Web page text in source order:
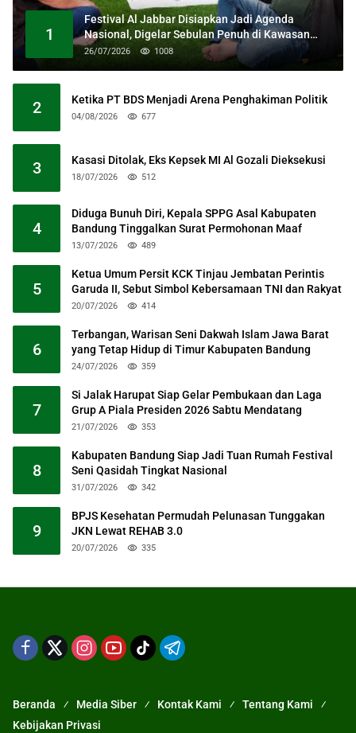
1
Festival Al Jabbar Disiapkan Jadi Agenda
Nasional, Digelar Sebulan Penuh di Kawasan
Masjid Raya Al Jabbar
26/07/2026 1008
2 Ketika PT BDS Menjadi Arena Penghakiman Politik
04/08/2026 677
3 Kasasi Ditolak, Eks Kepsek MI Al Gozali Dieksekusi
18/07/2026 512
4
Diduga Bunuh Diri, Kepala SPPG Asal Kabupaten
Bandung Tinggalkan Surat Permohonan Maaf
13/07/2026 489
5
Ketua Umum Persit KCK Tinjau Jembatan Perintis
Garuda II, Sebut Simbol Kebersamaan TNI dan Rakyat
20/07/2026 414
6
Terbangan, Warisan Seni Dakwah Islam Jawa Barat
yang Tetap Hidup di Timur Kabupaten Bandung
24/07/2026 359
7
Si Jalak Harupat Siap Gelar Pembukaan dan Laga
Grup A Piala Presiden 2026 Sabtu Mendatang
21/07/2026 353
8
Kabupaten Bandung Siap Jadi Tuan Rumah Festival
Seni Qasidah Tingkat Nasional
31/07/2026 342
9
BPJS Kesehatan Permudah Pelunasan Tunggakan
JKN Lewat REHAB 3.0
20/07/2026 335
Beranda Media Siber Kontak Kami
Tentang Kami
Kebijakan Privasi